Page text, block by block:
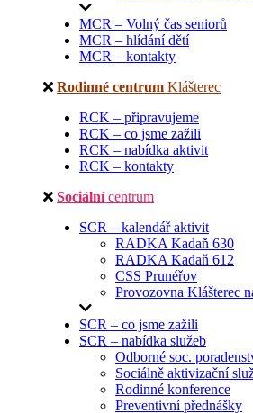
MCR – Volný čas seniorů
MCR – hlídání dětí
MCR – kontakty
Rodinné centrum Klášterec
RCK – připravujeme
RCK – co jsme zažili
RCK – nabídka aktivit
RCK – kontakty
Sociální centrum
SCR – kalendář aktivit
RADKA Kadaň 630
RADKA Kadaň 612
CSS Prunéřov
Provozovna Klášterec
SCR – co jsme zažili
SCR – nabídka služeb
Odborné soc.
Sociálně aktivizační
Rodinné konference
Preventivní přednášky